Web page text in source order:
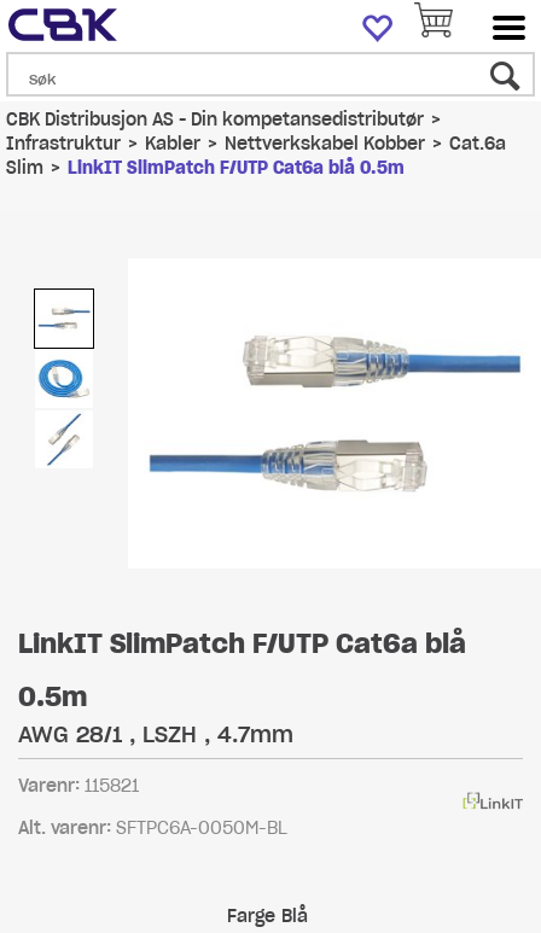
CBK Distribusjon AS - Din kompetansedistributør>
Infrastruktur>Kabler>Nettverkskabel Kobber>Cat.6a
Slim>LinkIT SlimPatch F/UTP Cat6a blå 0.5m
LinkIT SlimPatch F/UTP Cat6a blå
0.5m
AWG 28/1 , LSZH , 4.7mm
Varenr: 115821
Alt. varenr: SFTPC6A-0050M-BL
Farge Blå